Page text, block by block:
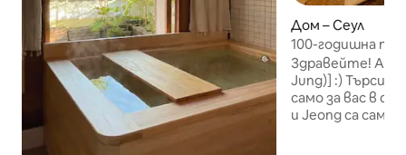
Дом – Сеул
100-годишна
Гьонгбок#2
Здравейте! Аз
Jung)] :)
само за вас в
и Jeong са